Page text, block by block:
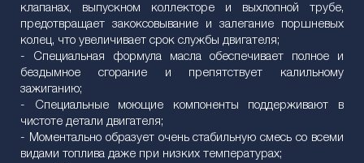
клапанах, выпускном коллекторе и выхлопной трубе,
предотвращает закоксовывание и залегание поршневых
колец, что увеличивает срок службы двигателя;
- Специальная формула масла обеспечивает полное и
бездымное сгорание и препятствует калильному
зажиганию;
- Специальные моющие компоненты поддерживают в
чистоте детали двигателя;
- Моментально образует очень стабильную смесь со всеми
видами топлива даже при низких температурах;